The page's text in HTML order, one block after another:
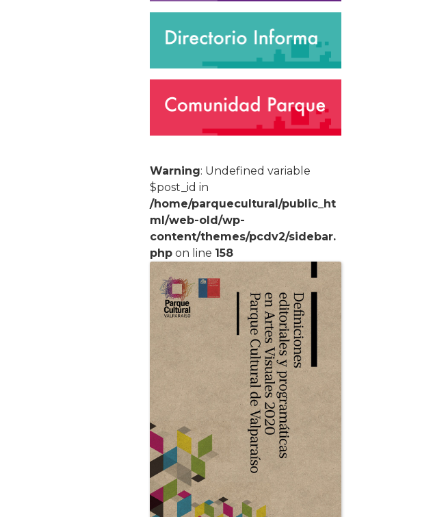
Warning: Undefined variable
$post_id in
/home/parquecultural/public_ht
ml/web-old/wp-
content/themes/pcdv2/sidebar.
php on line 158